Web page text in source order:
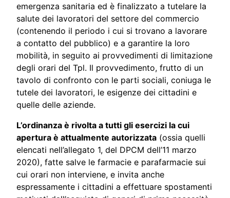
emergenza sanitaria ed è finalizzato a tutelare la
salute dei lavoratori del settore del commercio
(contenendo il periodo i cui si trovano a lavorare
a contatto del pubblico) e a garantire la loro
mobilità, in seguito ai provvedimenti di limitazione
degli orari del Tpl. Il provvedimento, frutto di un
tavolo di confronto con le parti sociali, coniuga le
tutele dei lavoratori, le esigenze dei cittadini e
quelle delle aziende.
L’ordinanza è rivolta a tutti gli esercizi la cui
apertura è attualmente autorizzata (ossia quelli
elencati nell’allegato 1, del DPCM dell’11 marzo
2020), fatte salve le farmacie e parafarmacie sui
cui orari non interviene, e invita anche
espressamente i cittadini a effettuare spostamenti